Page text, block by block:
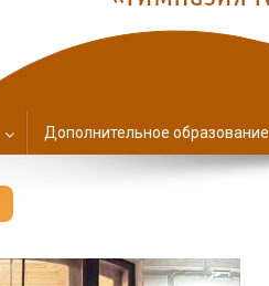
Дополнительное образование